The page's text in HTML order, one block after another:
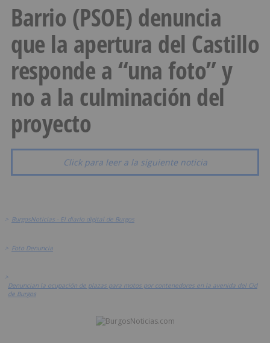
Barrio (PSOE) denuncia
que la apertura del Castillo
responde a “una foto” y
no a la culminación del
proyecto
Click para leer a la siguiente noticia
> BurgosNoticias - El diario digital de Burgos
> Foto Denuncia
>
Denuncian la ocupación de plazas para motos por contenedores en la avenida del Cid
de Burgos